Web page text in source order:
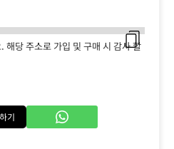
해당 주소로 가입 및 구매 시 감사 할
기